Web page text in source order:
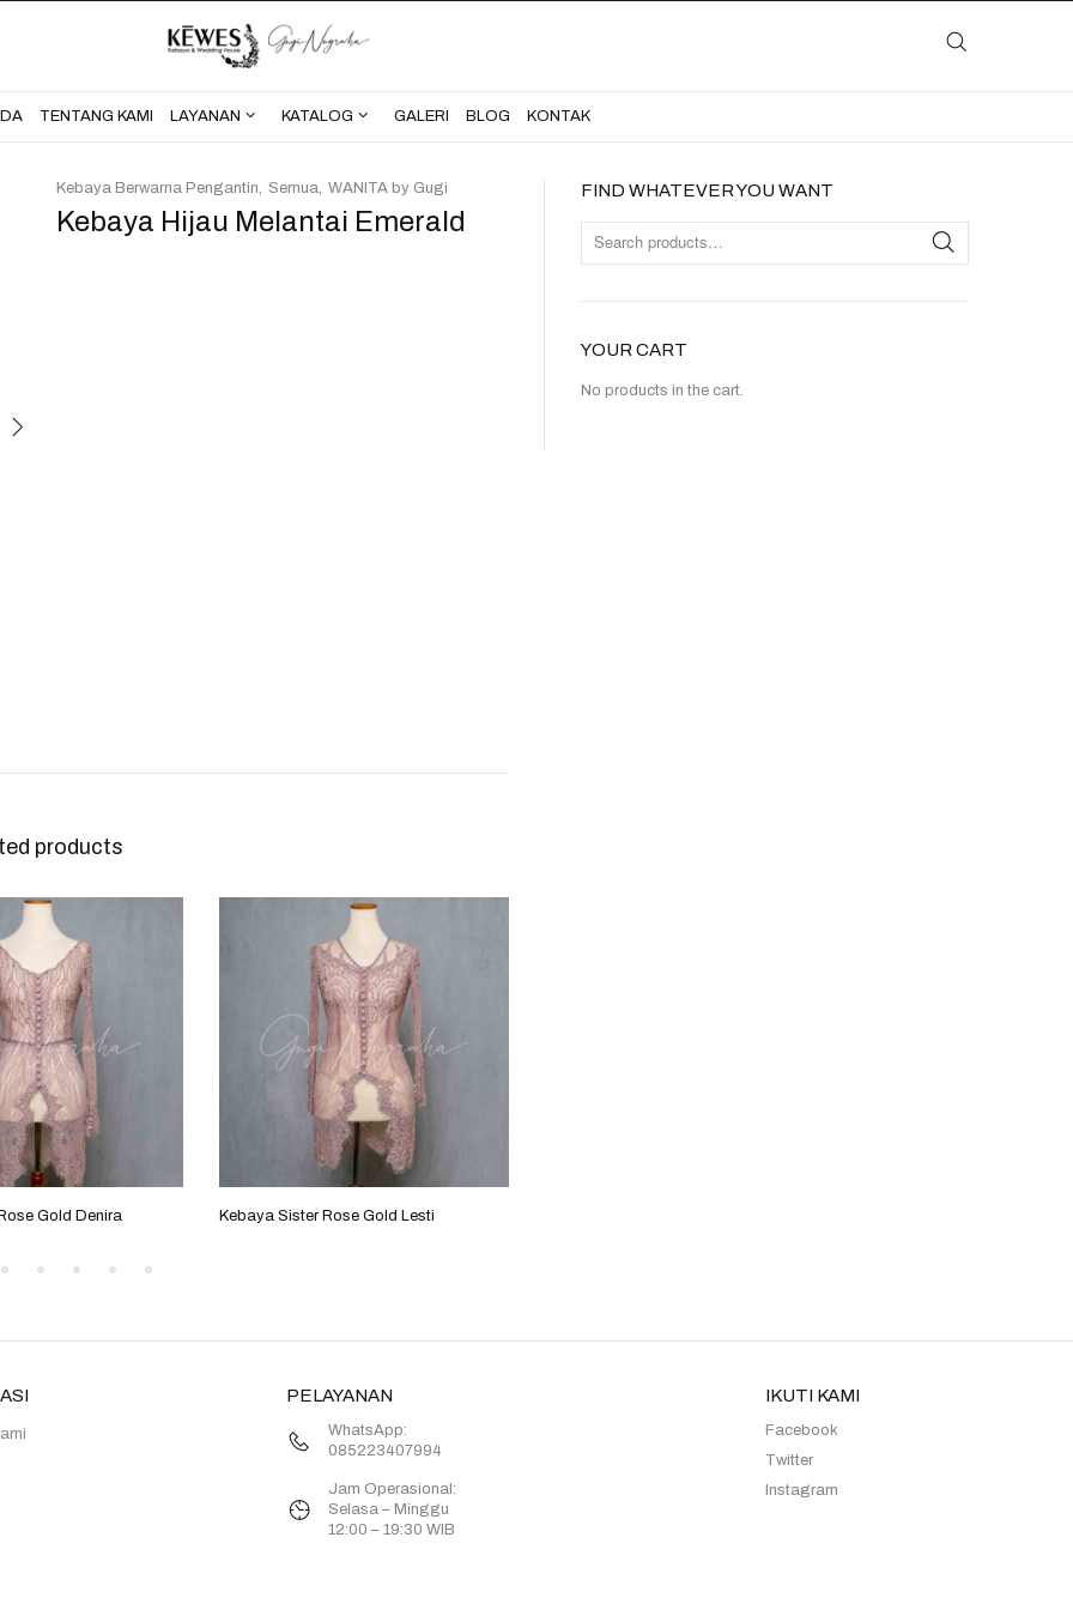
BERANDA KONTAK
TENTANG KAMI LAYANAN KATALOG GALERI BLOG KONTAK
FIND WHATEVER YOU WANT
YOUR CART
No products in the cart.
Kebaya Hijau Melantai Emerald
Kebaya Berwarna Pengantin Semua WANITA by Gugi
products
Gold Denira Kebaya Sister Rose Gold Lesti
PELAYANAN
WhatsApp:
085223407994
Jam Operasional:
Selasa – Minggu
12:00 – 19:30 WIB
IKUTI KAMI
Facebook
Twitter
Instagram